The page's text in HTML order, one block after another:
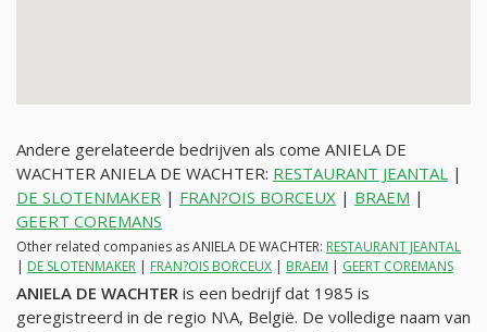
Andere gerelateerde bedrijven als come ANIELA DE
WACHTER ANIELA DE WACHTER: RESTAURANT JEANTAL |
DE SLOTENMAKER | FRAN?OIS BORCEUX | BRAEM |
GEERT COREMANS
Other related companies as ANIELA DE WACHTER: RESTAURANT JEANTAL
| DE SLOTENMAKER | FRAN?OIS BORCEUX | BRAEM | GEERT COREMANS
ANIELA DE WACHTER is een bedrijf dat 1985 is
geregistreerd in de regio N\A, België. De volledige naam van